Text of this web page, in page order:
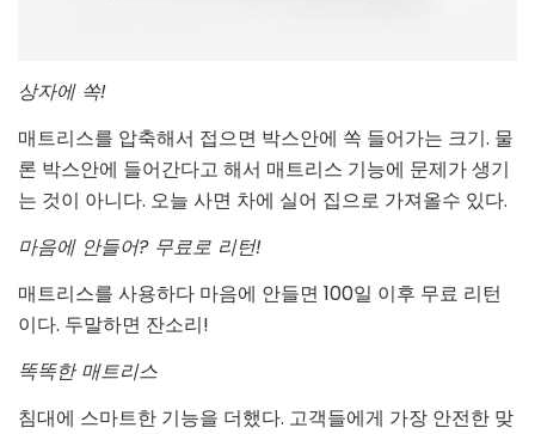
상자에 쏙!
매트리스를 압축해서 접으면 박스안에 쏙 들어가는 크기. 물
론 박스안에 들어간다고 해서 매트리스 기능에 문제가 생기
는 것이 아니다. 오늘 사면 차에 실어 집으로 가져올수 있다.
마음에 안들어? 무료로 리턴!
매트리스를 사용하다 마음에 안들면 100일 이후 무료 리턴
이다. 두말하면 잔소리!
똑똑한 매트리스
침대에 스마트한 기능을 더했다. 고객들에게 가장 안전한 맞